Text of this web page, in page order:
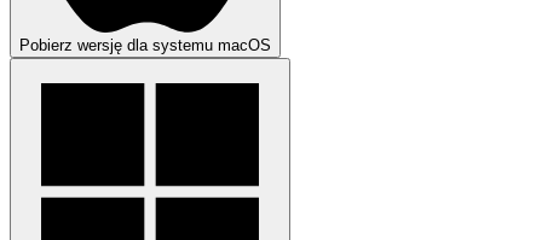
Pobierz wersję dla systemu macOS